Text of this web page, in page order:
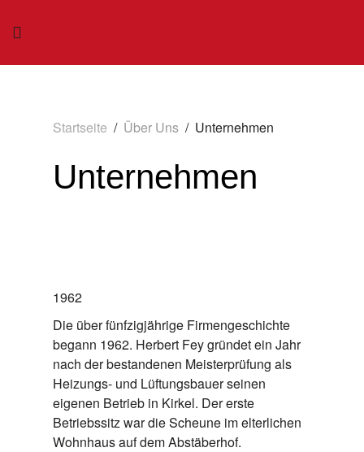
Startseite Über Uns Unternehmen
Unternehmen
1962
Die über fünfzigjährige Firmengeschichte
begann 1962. Herbert Fey gründet ein Jahr
nach der bestandenen Meisterprüfung als
Heizungs- und Lüftungsbauer seinen
eigenen Betrieb in Kirkel. Der erste
Betriebssitz war die Scheune im elterlichen
Wohnhaus auf dem Abstäberhof.